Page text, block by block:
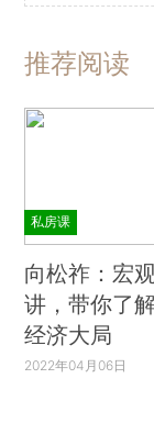
推荐阅读
私房课
向松祚：宏
讲，带你了
经济大局
2022年04月06日